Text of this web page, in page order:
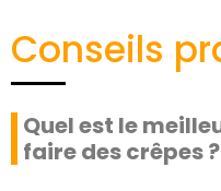
Conseils
Quel est le
faire des crêpes ?